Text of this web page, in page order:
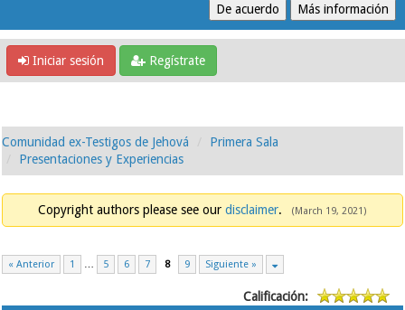
Iniciar sesión Regístrate
Comunidad ex-Testigos de Jehová
Primera Sala
Presentaciones y Experiencias
Copyright authors please see our disclaimer. (March 19, 2021)
« Anterior 1 … 5 6 7 8 9 Siguiente »
Calificación: